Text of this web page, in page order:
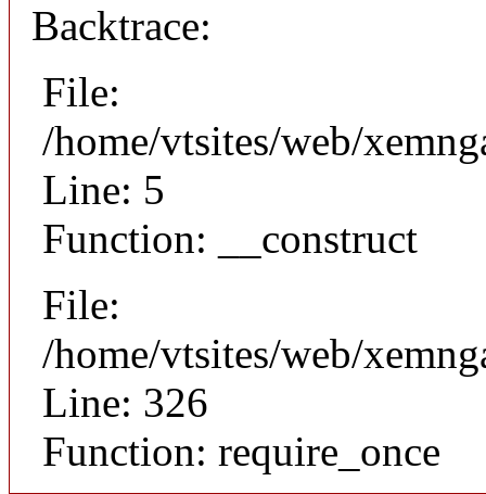
Backtrace:
File:
/home/vtsites/web/
Line: 5
Function: __construct
File:
/home/vtsites/web/
Line: 326
Function: require_once